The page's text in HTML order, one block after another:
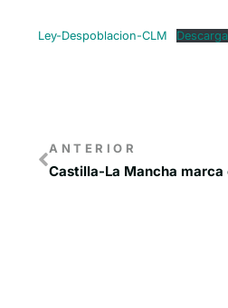
Ley-Despoblacion-CLM Descarga
ANTERIOR